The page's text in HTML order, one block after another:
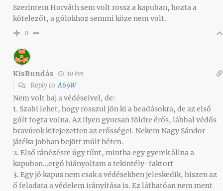
Szerintem Horváth sem volt rossz a kapuban, hozta a
kötelezőt, a gólokhoz semmi köze nem volt.
0
KisBundás 10 éve
Reply toA69W
Nem volt baj a védéseivel, de:
1. Szabi lehet, hogy rosszul jön ki a beadásokra, de az első
gólt fogta volna. Az ilyen gyorsan földre érős, lábbal védős
bravúrok kifejezetten az erősségei. Nekem Nagy Sándor
játéka jobban bejött múlt héten.
2. Első ránézésre úgy tűnt, mintha egy gyerek állna a
kapuban…ergó hiányoltam a tekintély-faktort
3. Egy jó kapus nem csak a védésekben jeleskedik, hiszen az
ő feladata a védelem irányítása is. Ez láthatóan nem ment